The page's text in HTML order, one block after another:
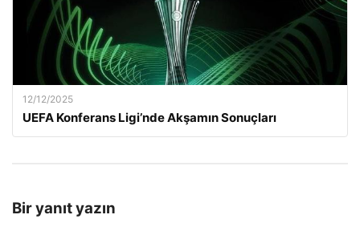
12/12/2025
UEFA Konferans Ligi’nde Akşamın Sonuçları
Bir yanıt yazın